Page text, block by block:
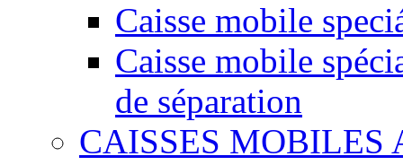
Caisse mobile
Caisse mobile
de séparation
CAISSES MOBILES